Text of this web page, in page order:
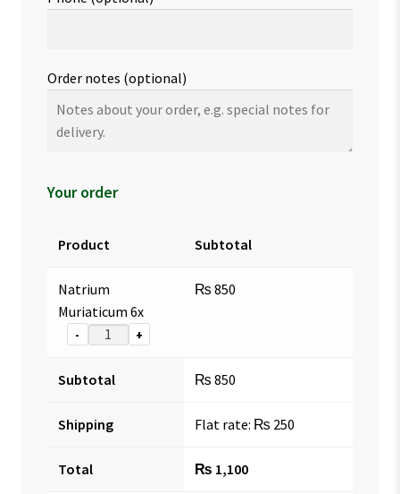
Order notes (optional)
Your order
Product Subtotal
Natrium
Muriaticum 6x
- +
₨ 850
Subtotal ₨ 850
Shipping Flat rate: ₨ 250
Total ₨ 1,100